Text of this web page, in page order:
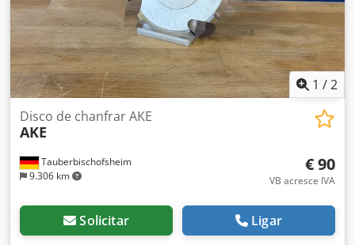
1 /2
Tauberbischofsheim
9.306 km
Disco de chanfrar AKE
AKE
€ 90
VB acresce IVA
Solicitar Ligar